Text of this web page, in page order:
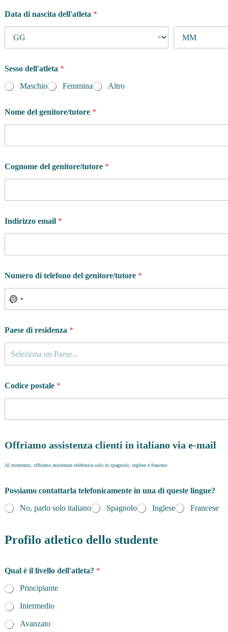
Data di nascita dell'atleta *
Sesso dell'atleta *
Maschio
Femmina Altro
e
t
a
n
a
p
o
a
Nome del genitore/tutore *
Cognome del genitore/tutore *
Indirizzo email *
Numero di telefono del genitore/tutore *
Paese di residenza *
Seleziona un Paese...
Codice postale *
Offriamo assistenza clienti in italiano via e-mail
Al momento, offriamo assistenza telefonica solo in spagnolo, inglese e francese.
Possiamo contattarla telefonicamente in una di queste lingue?
No, parlo solo italiano
Spagnolo Inglese Francese
Profilo atletico dello studente
Qual è il livello dell'atleta? *
Principiante
Intermedio
Avanzato